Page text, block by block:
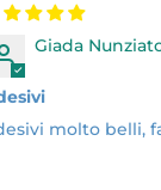
Giada
molto belli,